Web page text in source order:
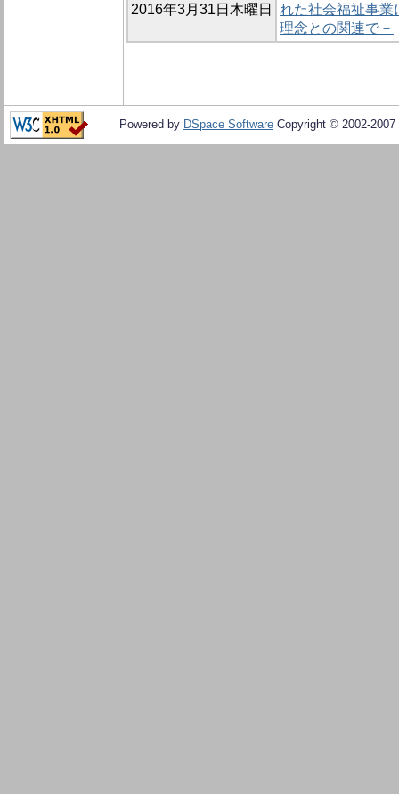
2016年3月31日木曜日
れた社会福祉事
理念との関連で－
Powered by DSpace Software Copyright © 2002-2007